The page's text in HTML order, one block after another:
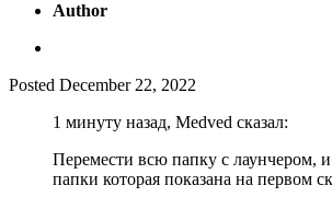
Author
Posted December 22, 2022
1 минуту назад, Medved сказал:
Перемести всю папку с лаунчером, и
папки которая показана на первом